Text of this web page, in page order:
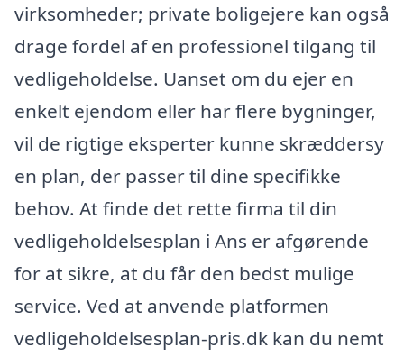
virksomheder; private boligejere kan også
drage fordel af en professionel tilgang til
vedligeholdelse. Uanset om du ejer en
enkelt ejendom eller har flere bygninger,
vil de rigtige eksperter kunne skræddersy
en plan, der passer til dine specifikke
behov. At finde det rette firma til din
vedligeholdelsesplan i Ans er afgørende
for at sikre, at du får den bedst mulige
service. Ved at anvende platformen
vedligeholdelsesplan-pris.dk kan du nemt